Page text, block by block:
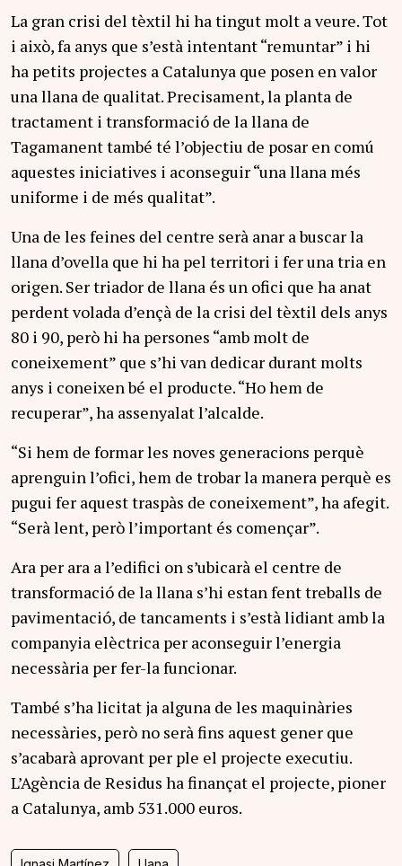
La gran crisi del tèxtil hi ha tingut molt a veure. Tot
i això, fa anys que s’està intentant “remuntar” i hi
ha petits projectes a Catalunya que posen en valor
una llana de qualitat. Precisament, la planta de
tractament i transformació de la llana de
Tagamanent també té l’objectiu de posar en comú
aquestes iniciatives i aconseguir “una llana més
uniforme i de més qualitat”.
Una de les feines del centre serà anar a buscar la
llana d’ovella que hi ha pel territori i fer una tria en
origen. Ser triador de llana és un ofici que ha anat
perdent volada d’ençà de la crisi del tèxtil dels anys
80 i 90, però hi ha persones “amb molt de
coneixement” que s’hi van dedicar durant molts
anys i coneixen bé el producte. “Ho hem de
recuperar”, ha assenyalat l’alcalde.
“Si hem de formar les noves generacions perquè
aprenguin l’ofici, hem de trobar la manera perquè es
pugui fer aquest traspàs de coneixement”, ha afegit.
“Serà lent, però l’important és començar”.
Ara per ara a l’edifici on s’ubicarà el centre de
transformació de la llana s’hi estan fent treballs de
pavimentació, de tancaments i s’està lidiant amb la
companyia elèctrica per aconseguir l’energia
necessària per fer-la funcionar.
També s’ha licitat ja alguna de les maquinàries
necessàries, però no serà fins aquest gener que
s’acabarà aprovant per ple el projecte executiu.
L’Agència de Residus ha finançat el projecte, pioner
a Catalunya, amb 531.000 euros.